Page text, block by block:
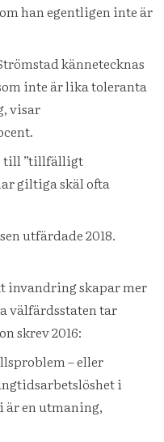
han egentligen inte är
kännetecknas
inte är lika toleranta
visar
till ”tillfälligt
giltiga skäl ofta
utfärdade 2018.
invandring skapar mer
välfärdsstaten tar
skrev 2016:
– eller
i
är en utmaning,